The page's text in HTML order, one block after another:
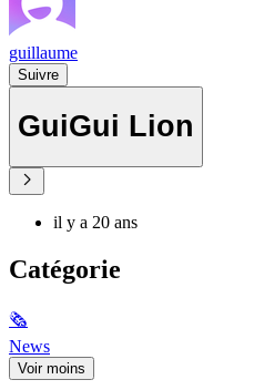
guillaume
Suivre
GuiGui Lion
il y a 20 ans
Catégorie
🗞
News
Voir moins